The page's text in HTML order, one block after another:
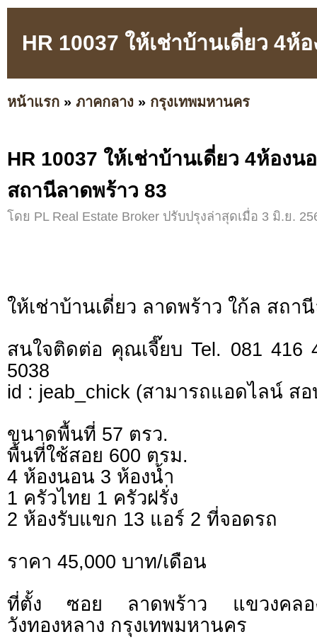
HR 10037 ให้เช่าบ้านเดี่ยว 4
หน้าแรก » ภาคกลาง » กรุงเทพมหานคร
HR 10037 ให้เช่าบ้านเดี่ยว 4ห้องน
สถานีลาดพร้าว 83
โดย PL Real Estate Broker ปรับปรุงล่าสุดเมื่อ 3 มิ.ย.
ให้เช่าบ้านเดี่ยว ลาดพร้าว ใก้ล สถา
สนใจติดต่อ คุณเจี๊ยบ Tel. 081 416
5038
id : jeab_chick (สามารถแอดไลน์ ส
ขนาดพื้นที่ 57 ตรว.
พื้นที่ใช้สอย 600 ตรม.
4 ห้องนอน 3 ห้องน้ำ
1 ครัวไทย 1 ครัวฝรั่ง
2 ห้องรับแขก 13 แอร์ 2 ที่จอดรถ
ราคา 45,000 บาท/เดือน
ที่ตั้ง ซอย ลาดพร้าว แขวงคลอ
วังทองหลาง กรุงเทพมหานคร